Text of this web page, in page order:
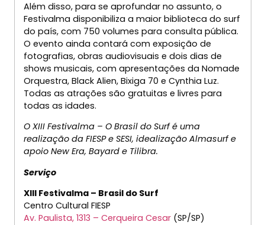
Além disso, para se aprofundar no assunto, o
Festivalma disponibiliza a maior biblioteca do surf
do país, com 750 volumes para consulta pública.
O evento ainda contará com exposição de
fotografias, obras audiovisuais e dois dias de
shows musicais, com apresentações da Nomade
Orquestra, Black Alien, Bixiga 70 e Cynthia Luz.
Todas as atrações são gratuitas e livres para
todas as idades.
O XIII Festivalma – O Brasil do Surf é uma
realização da FIESP e SESI, idealização Almasurf e
apoio New Era, Bayard e Tilibra.
Serviço
XIII Festivalma – Brasil do Surf
Centro Cultural FIESP
Av. Paulista, 1313 – Cerqueira Cesar(SP/SP)